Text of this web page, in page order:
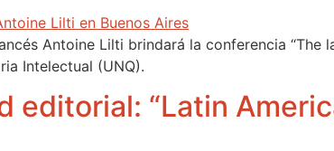
Antoine Lilti brindará la conferencia “The
Intelectual (UNQ).
editorial: “Latin